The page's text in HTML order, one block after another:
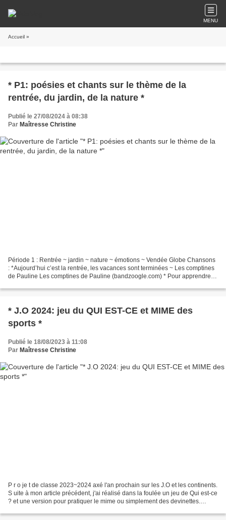
MENU
Accueil »
* P1: poésies et chants sur le thème de la
rentrée, du jardin, de la nature *
Publié le 27/08/2024 à 08:38
Par Maîtresse Christine
Période 1 : Rentrée ~ jardin ~ nature ~ émotions ~ Vendée Globe Chansons
: *Aujourd’hui c’est la rentrée, les vacances sont terminées ~ Les comptines
de Pauline Les comptines de Pauline (bandzoogle.com) * Pour apprendre à
* J.O 2024: jeu du QUI EST-CE et MIME des
sports *
Publié le 18/08/2023 à 11:08
Par Maîtresse Christine
P r o je t de classe 2023~2024 axé l'an prochain sur les J.O et les continents.
S uite à mon article précédent, j'ai réalisé dans la foulée un jeu de Qui est-ce
? et une version pour pratiquer le mime ou simplement des devinettes.